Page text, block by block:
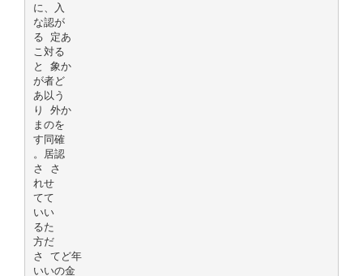
に、入
な認が
る 定あ
こ対る
と 象か
が者ど
あ以う
り 外か
まのを
す同確
。居認
さ さ
れせ
てて
いい
るた
方だ
さ てど年
いいの金